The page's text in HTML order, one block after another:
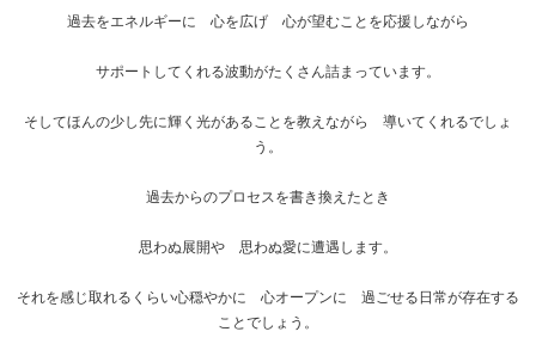
過去をエネルギーに 心を広げ 心が望むことを応援しながら
サポートしてくれる波動がたくさん詰まっています。
そしてほんの少し先に輝く光があることを教えながら 導いてくれるでしょ
う。
過去からのプロセスを書き換えたとき
思わぬ展開や 思わぬ愛に遭遇します。
それを感じ取れるくらい心穏やかに 心オープンに 過ごせる日常が存在する
ことでしょう。